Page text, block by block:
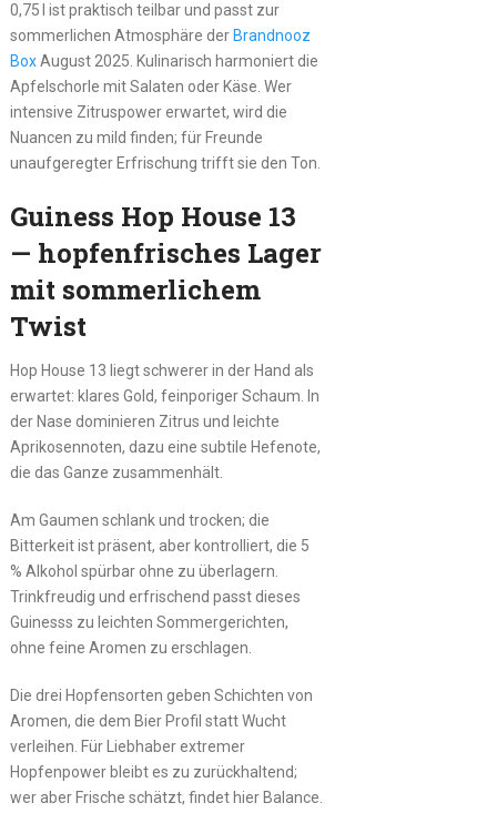
0,75 l ist praktisch teilbar und passt zur
sommerlichen Atmosphäre der Brandnooz
BoxAugust 2025. Kulinarisch harmoniert die
Apfelschorle mit Salaten oder Käse. Wer
intensive Zitruspower erwartet, wird die
Nuancen zu mild finden; für Freunde
unaufgeregter Erfrischung trifft sie den Ton.
Guiness Hop House 13
— hopfenfrisches Lager
mit sommerlichem
Twist
Hop House 13 liegt schwerer in der Hand als
erwartet: klares Gold, feinporiger Schaum. In
der Nase dominieren Zitrus und leichte
Aprikosennoten, dazu eine subtile Hefenote,
die das Ganze zusammenhält.
Am Gaumen schlank und trocken; die
Bitterkeit ist präsent, aber kontrolliert, die 5
% Alkohol spürbar ohne zu überlagern.
Trinkfreudig und erfrischend passt dieses
Guinesss zu leichten Sommergerichten,
ohne feine Aromen zu erschlagen.
Die drei Hopfensorten geben Schichten von
Aromen, die dem Bier Profil statt Wucht
verleihen. Für Liebhaber extremer
Hopfenpower bleibt es zu zurückhaltend;
wer aber Frische schätzt, findet hier Balance.